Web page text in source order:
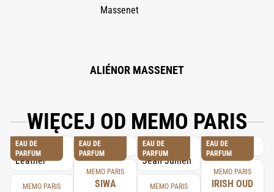
CINNAMAL, LINALOOL, BENZYL BENZOATE, CITRAL, CITRONELLOL,
ALIÉNOR MASSENET
WIĘCEJ OD MEMO PARIS
EAU DE
PARFUM
MEMO PARIS
EAU DE
PARFUM
MEMO PARIS
SIWA
EAU DE
PARFUM
MEMO PARIS
EAU DE
PARFUM
MEMO PARIS
IRISH OUD